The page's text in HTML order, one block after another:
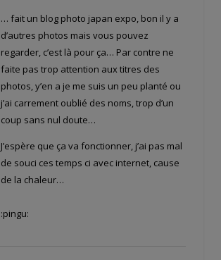
… fait un blog photo japan expo, bon il y a
d’autres photos mais vous pouvez
regarder, c’est là pour ça… Par contre ne
faite pas trop attention aux titres des
photos, y’en a je me suis un peu planté ou
j’ai carrement oublié des noms, trop d’un
coup sans nul doute…
J’espère que ça va fonctionner, j’ai pas mal
de souci ces temps ci avec internet, cause
de la chaleur…
:pingu: